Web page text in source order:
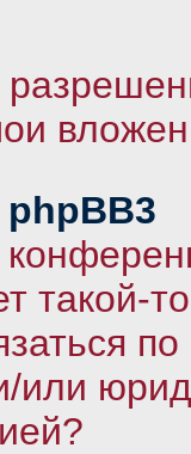
такой-
по
или